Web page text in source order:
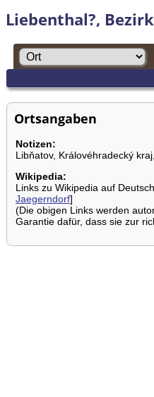
Liebenthal?,
Ortsangaben
Notizen:
Libňatov, Královéhradecký
Wikipedia:
Links zu Wikipedia auf
Jaegerndorf]
(Die obigen Links werden
Garantie dafür, dass sie zur